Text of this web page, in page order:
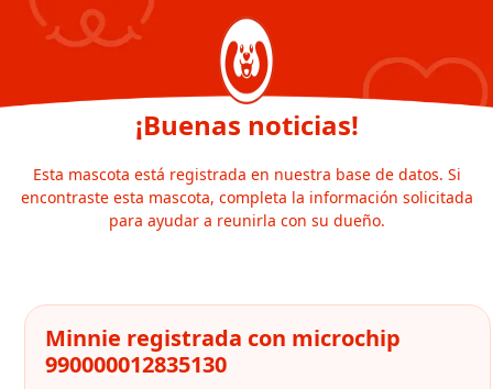
¡Buenas noticias!
Esta mascota está registrada en nuestra base de datos. Si
encontraste esta mascota, completa la información solicitada
para ayudar a reunirla con su dueño.
Minnie registrada con microchip
990000012835130